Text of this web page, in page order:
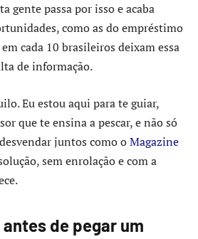
gente passa por isso e acaba
como as do empréstimo
em cada 10 brasileiros deixam essa
de informação.
Eu estou aqui para te guiar,
que te ensina a pescar, e não só
juntos como oMagazine
sem enrolação e com a
de pegar um